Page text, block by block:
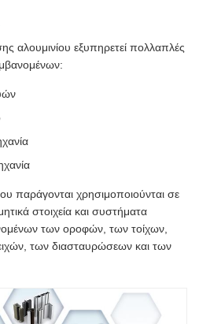
αλουμινίου εξυπηρετεί πολλαπλές
παράγονται χρησιμοποιούνται σε
στοιχεία και συστήματα
των οροφών, των τοίχων,
των διασταυρώσεων και των